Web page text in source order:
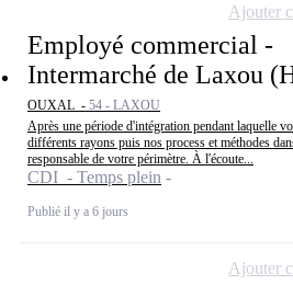
Employé commercial -
Intermarché de Laxou
OUXAL - 54 - LAXOU
Après une période d'intégration pendant laquelle
différents rayons puis nos process et méthodes
responsable de votre périmètre. À l'écoute...
CDI - Temps plein
Publié il y a 6 jours
Ajouter
Ajouter